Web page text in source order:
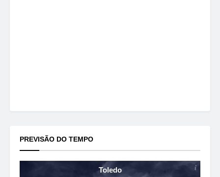
PREVISÃO DO TEMPO
Toledo